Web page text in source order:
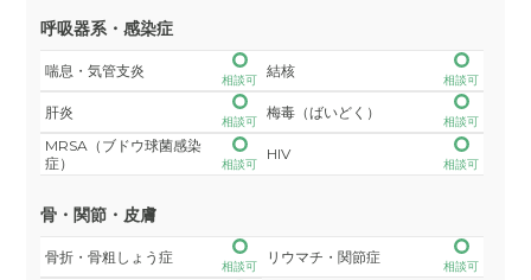
呼吸器系・感染症
喘息・気管支炎
相談可
結核
相談可
肝炎
相談可
梅毒（ばいどく）
相談可
MRSA（ブドウ球菌感染
症）
相談可
HIV
相談可
骨・関節・皮膚
骨折・骨粗しょう症
相談可
リウマチ・関節症
相談可